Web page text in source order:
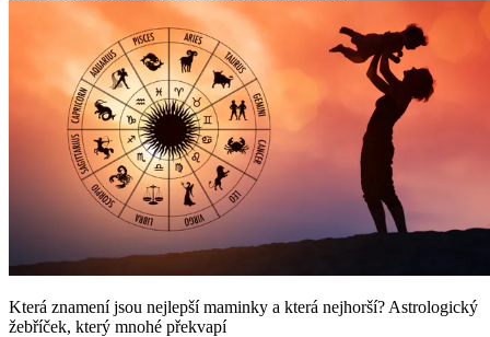
Která znamení jsou nejlepší maminky a která nejhorší? Astrologický
žebříček, který mnohé překvapí